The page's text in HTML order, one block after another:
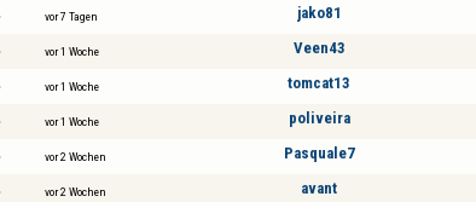
vor 7 Tagen jako81
vor 1 Woche Veen43
vor 1 Woche tomcat13
vor 1 Woche poliveira
vor 2 Wochen Pasquale7
vor 2 Wochen avant